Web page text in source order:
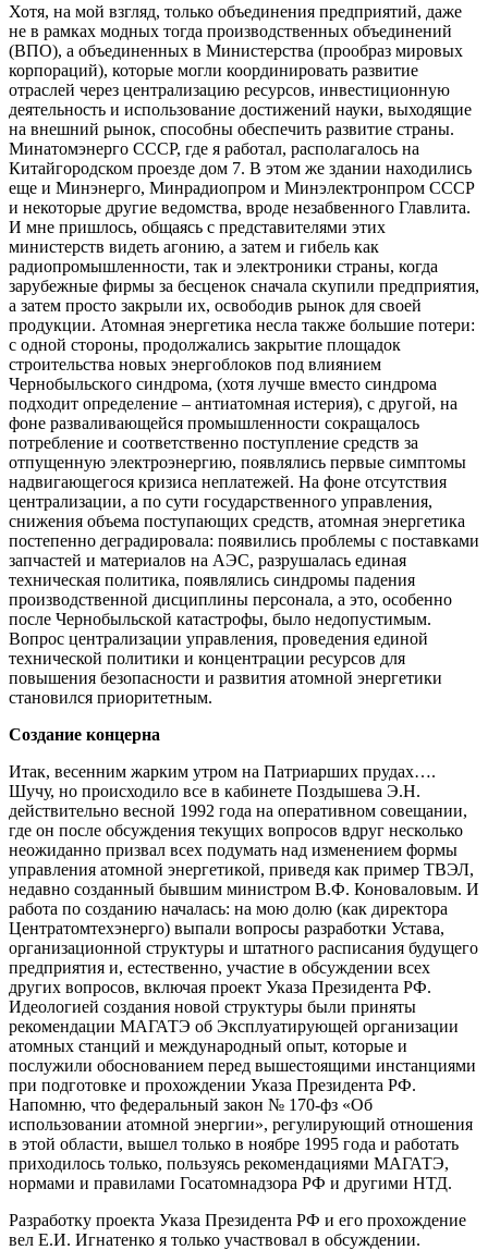
Хотя, на мой взгляд, только объединения предприятий, даже
не в рамках модных тогда производственных объединений
(ВПО), а объединенных в Министерства (прообраз мировых
корпораций), которые могли координировать развитие
отраслей через централизацию ресурсов, инвестиционную
деятельность и использование достижений науки, выходящие
на внешний рынок, способны обеспечить развитие страны.
Минатомэнерго СССР, где я работал, располагалось на
Китайгородском проезде дом 7. В этом же здании находились
еще и Минэнерго, Минрадиопром и Минэлектронпром СССР
и некоторые другие ведомства, вроде незабвенного Главлита.
И мне пришлось, общаясь с представителями этих
министерств видеть агонию, а затем и гибель как
радиопромышленности, так и электроники страны, когда
зарубежные фирмы за бесценок сначала скупили предприятия,
а затем просто закрыли их, освободив рынок для своей
продукции. Атомная энергетика несла также большие потери:
с одной стороны, продолжались закрытие площадок
строительства новых энергоблоков под влиянием
Чернобыльского синдрома, (хотя лучше вместо синдрома
подходит определение – антиатомная истерия), с другой, на
фоне разваливающейся промышленности сокращалось
потребление и соответственно поступление средств за
отпущенную электроэнергию, появлялись первые симптомы
надвигающегося кризиса неплатежей. На фоне отсутствия
централизации, а по сути государственного управления,
снижения объема поступающих средств, атомная энергетика
постепенно деградировала: появились проблемы с поставками
запчастей и материалов на АЭС, разрушалась единая
техническая политика, появлялись синдромы падения
производственной дисциплины персонала, а это, особенно
после Чернобыльской катастрофы, было недопустимым.
Вопрос централизации управления, проведения единой
технической политики и концентрации ресурсов для
повышения безопасности и развития атомной энергетики
становился приоритетным.
Создание концерна
Итак, весенним жарким утром на Патриарших прудах….
Шучу, но происходило все в кабинете Поздышева Э.Н.
действительно весной 1992 года на оперативном совещании,
где он после обсуждения текущих вопросов вдруг несколько
неожиданно призвал всех подумать над изменением формы
управления атомной энергетикой, приведя как пример ТВЭЛ,
недавно созданный бывшим министром В.Ф. Коноваловым. И
работа по созданию началась: на мою долю (как директора
Центратомтехэнерго) выпали вопросы разработки Устава,
организационной структуры и штатного расписания будущего
предприятия и, естественно, участие в обсуждении всех
других вопросов, включая проект Указа Президента РФ.
Идеологией создания новой структуры были приняты
рекомендации МАГАТЭ об Эксплуатирующей организации
атомных станций и международный опыт, которые и
послужили обоснованием перед вышестоящими инстанциями
при подготовке и прохождении Указа Президента РФ.
Напомню, что федеральный закон № 170-фз «Об
использовании атомной энергии», регулирующий отношения
в этой области, вышел только в ноябре 1995 года и работать
приходилось только, пользуясь рекомендациями МАГАТЭ,
нормами и правилами Госатомнадзора РФ и другими НТД.
Разработку проекта Указа Президента РФ и его прохождение
вел Е.И. Игнатенко я только участвовал в обсуждении.